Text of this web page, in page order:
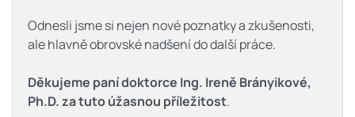
Odnesli jsme si nejen nové poznatky a zkušenosti,
ale hlavně obrovské nadšení do další práce.
Děkujeme paní doktorce Ing. Ireně Brányikové,
Ph.D. za tuto úžasnou příležitost.